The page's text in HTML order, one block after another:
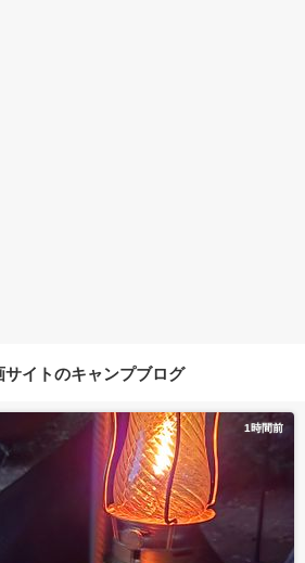
サイトのキャンプブログ
1時間前